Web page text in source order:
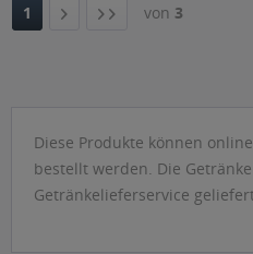
1 von 3
Diese Produkte können
bestellt werden. Die
Getränkelieferservice